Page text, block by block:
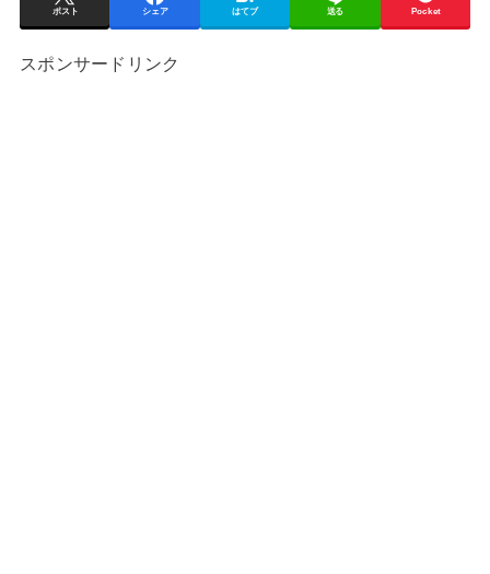
ポスト シェア はてブ 送る Pocket
スポンサードリンク